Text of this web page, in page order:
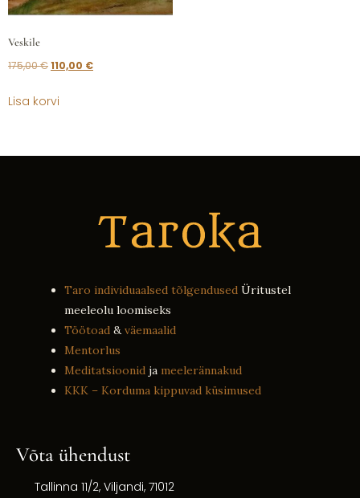
Veskile
175,00€110,00 €
Lisa korvi
Taro individuaalsed tõlgendused Üritustel
meeleolu loomiseks
Töötoad &väemaalid
Mentorlus
Meditatsioonid ja meelerännakud
KKK – Korduma kippuvad küsimused
Võta ühendust
Tallinna 11/2, Viljandi, 71012